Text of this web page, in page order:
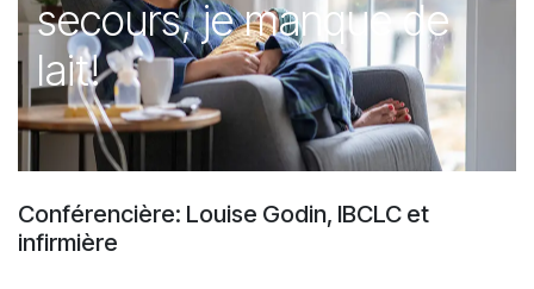
secours, je manque de
lait!
Conférencière: Louise Godin, IBCLC et
infirmière